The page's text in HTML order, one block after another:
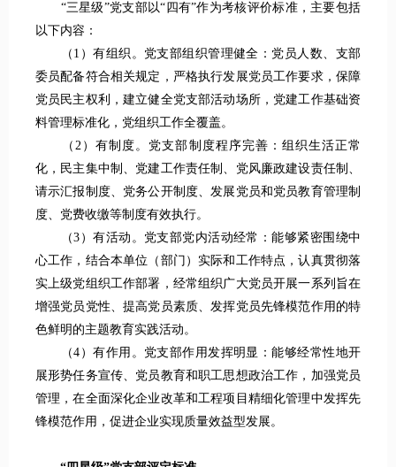
“三星级”党支部以“四有”作为考核评价标准，主要包括
以下内容：
（1）有组织。党支部组织管理健全：党员人数、支部
委员配备符合相关规定，严格执行发展党员工作要求，保障
党员民主权利，建立健全党支部活动场所，党建工作基础资
料管理标准化，党组织工作全覆盖。
（2）有制度。党支部制度程序完善：组织生活正常
化，民主集中制、党建工作责任制、党风廉政建设责任制、
请示汇报制度、党务公开制度、发展党员和党员教育管理制
度、党费收缴等制度有效执行。
（3）有活动。党支部党内活动经常：能够紧密围绕中
心工作，结合本单位（部门）实际和工作特点，认真贯彻落
实上级党组织工作部署，经常组织广大党员开展一系列旨在
增强党员党性、提高党员素质、发挥党员先锋模范作用的特
色鲜明的主题教育实践活动。
（4）有作用。党支部作用发挥明显：能够经常性地开
展形势任务宣传、党员教育和职工思想政治工作，加强党员
管理，在全面深化企业改革和工程项目精细化管理中发挥先
锋模范作用，促进企业实现质量效益型发展。